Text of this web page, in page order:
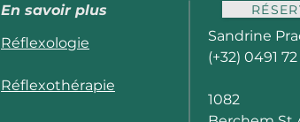
En savoir plus
Sandrine
(+32) 0491
1082
Réflexologie
Réflexothérapie